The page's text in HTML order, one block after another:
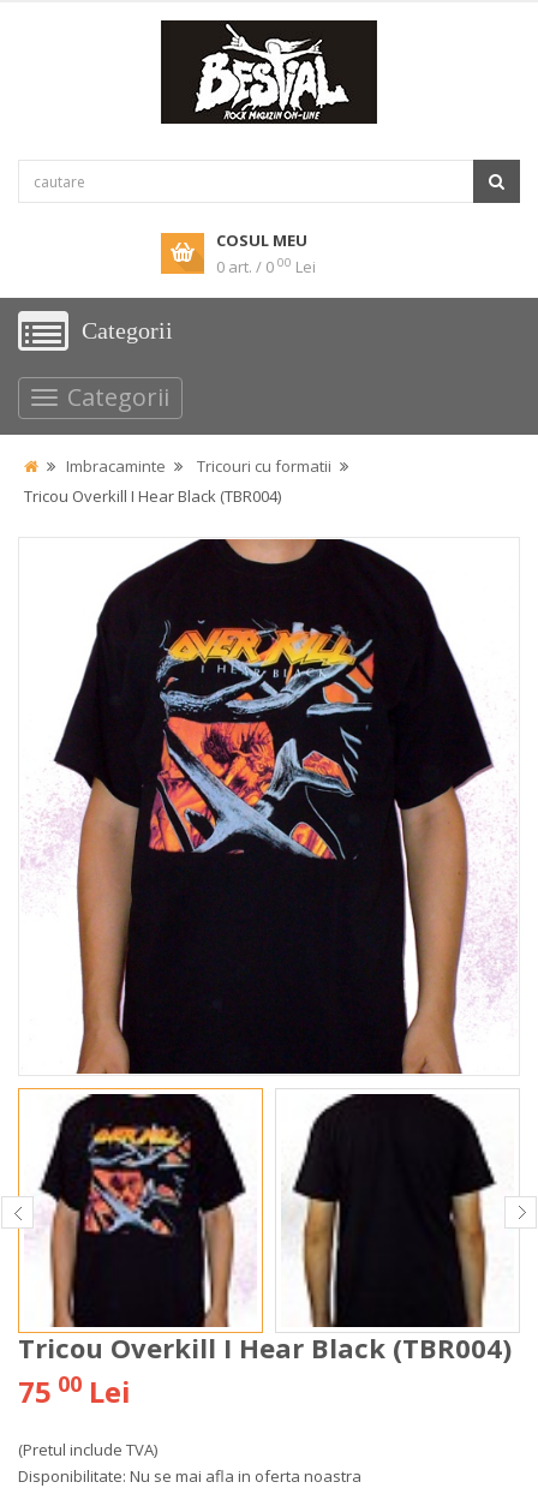
COSUL MEU
0 art. / 0 00 Lei
Categorii
Categorii
Imbracaminte
Tricouri cu formatii
Tricou Overkill I Hear Black (TBR004)
Tricou Overkill I Hear Black (TBR004)
75 00 Lei
(Pretul include TVA)
Disponibilitate: Nu se mai afla in oferta noastra